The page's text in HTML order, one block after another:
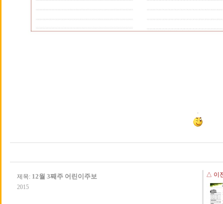
.
제목: 12월 3째주 어린이주보
2015
△ 이